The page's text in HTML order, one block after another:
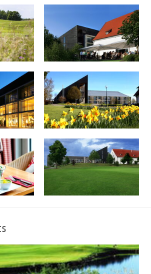
Es erwarten Sie 40 moderne
Bar, Seminar- und
ein Vitalbereich mit Sauna, Massage
ergänzen wir mit interessanten Kurs-
- wir freuen uns auf Sie.